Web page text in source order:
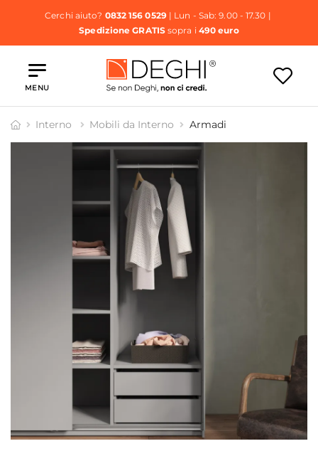
Cerchi aiuto? 0832 156 0529| Lun - Sab: 9.00 - 17.30 |
Spedizione GRATISsopra i 490 euro
MENU
Interno Mobili da Interno Armadi